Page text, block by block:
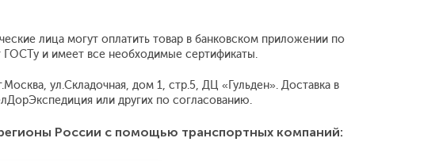
лица могут оплатить товар в банковском приложении по
ГОСТу и имеет все необходимые сертификаты.
ул.Складочная, дом 1, стр.5, ДЦ «Гульден». Доставка в
или других по согласованию.
России с помощью транспортных компаний: